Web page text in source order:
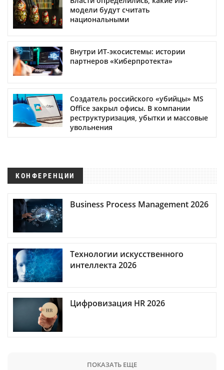
модели будут считать
национальными
Внутри ИТ-экосистемы: истории
партнеров «Киберпротекта»
Создатель российского «убийцы» MS
Office закрыл офисы. В компании
реструктуризация, убытки и массовые
увольнения
КОНФЕРЕНЦИИ
Business Process Management 2026
Технологии искусственного
интеллекта 2026
Цифровизация HR 2026
ПОКАЗАТЬ ЕЩЕ